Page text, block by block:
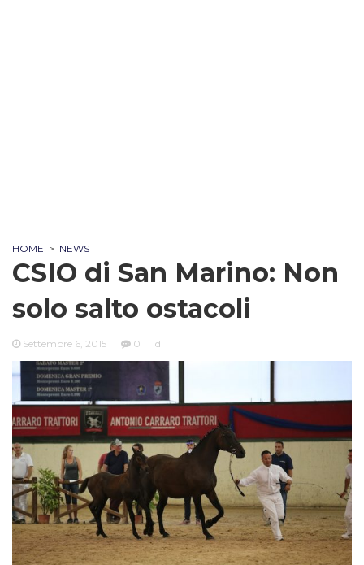
HOME > NEWS
CSIO di San Marino: Non
solo salto ostacoli
Settembre 6, 2015 0 di